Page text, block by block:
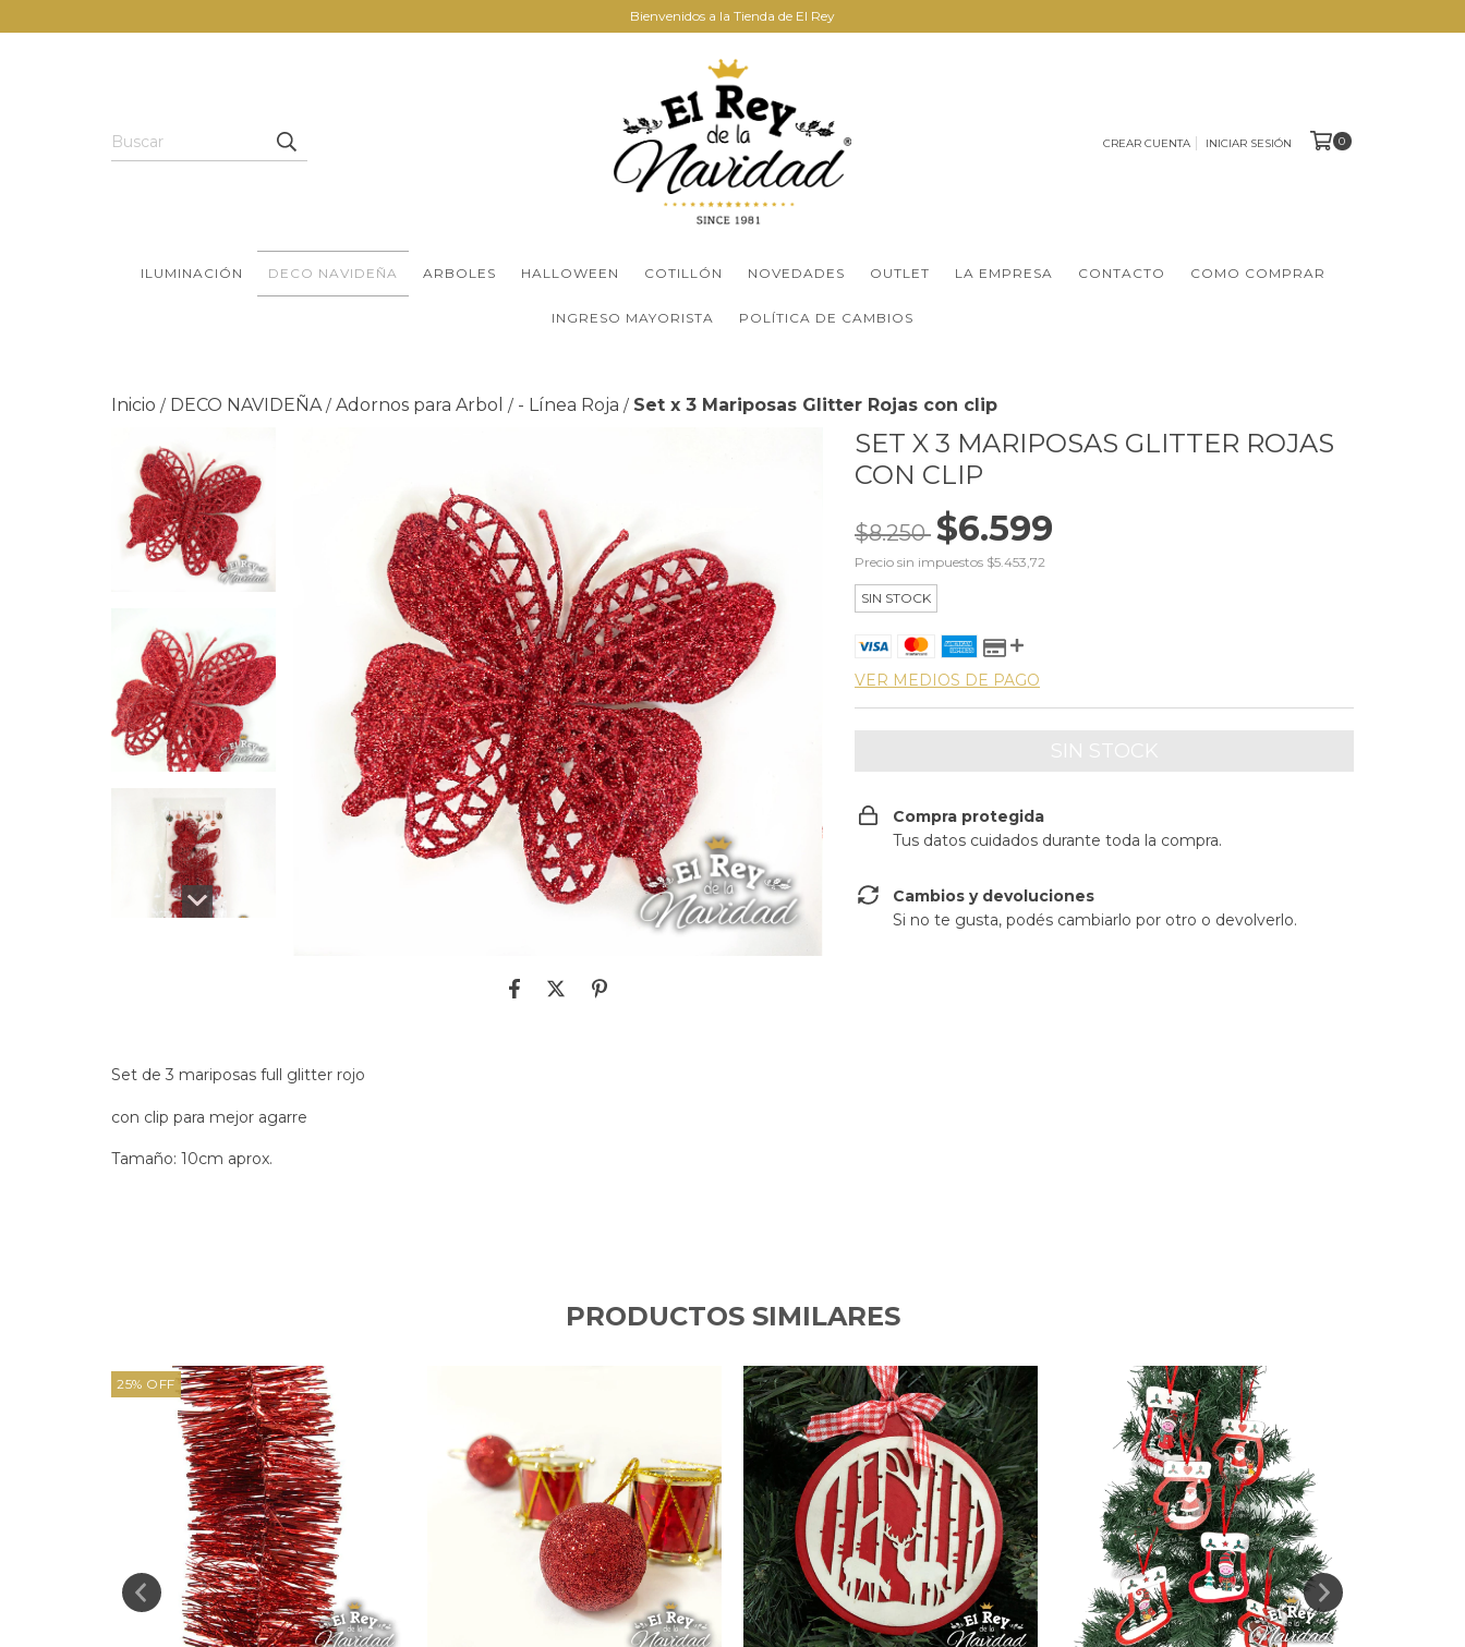
Bienvenidos a la Tienda de El Rey
CREAR CUENTA INICIAR SESIÓN 0
ILUMINACIÓN DECO NAVIDEÑA ARBOLES HALLOWEEN COTILLÓN NOVEDADES OUTLET LA EMPRESA CONTACTO COMO COMPRAR
INGRESO MAYORISTA POLÍTICA DE CAMBIOS
Inicio / DECO NAVIDEÑA / Adornos para Arbol / - Línea Roja / Set x 3 Mariposas Glitter Rojas con clip
Set de 3 mariposas full glitter rojo
con clip para mejor agarre
Tamaño: 10cm aprox.
SET X 3 MARIPOSAS GLITTER ROJAS
CON CLIP
$8.250 $6.599
Precio sin impuestos $5.453,72
SIN STOCK
VER MEDIOS DE PAGO
Compra protegida
Tus datos cuidados durante toda la compra.
Cambios y devoluciones
Si no te gusta, podés cambiarlo por otro o devolverlo.
PRODUCTOS SIMILARES
25% OFF